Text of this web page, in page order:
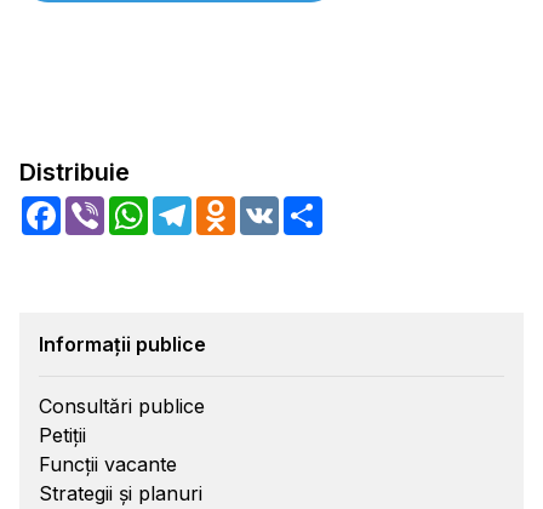
Distribuie
Facebook
Viber WhatsApp
TelegramOdnoklassniki
VK
Informații publice
Consultări publice
Petiții
Funcții vacante
Strategii și planuri